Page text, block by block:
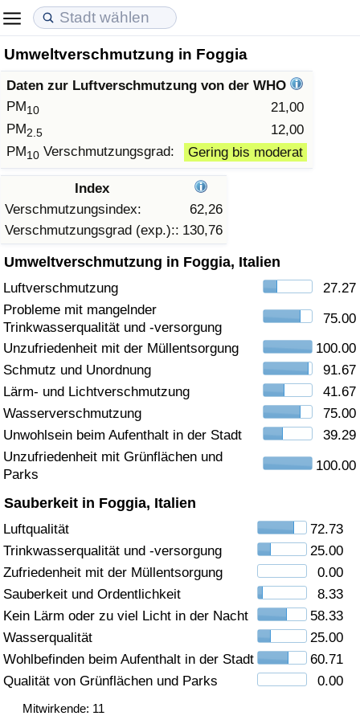
Umweltverschmutzung in Foggia
Daten zur Luftverschmutzung von der WHO
PM10
21,00
PM2.5
12,00
PM10 Verschmutzungsgrad: Gering bis moderat
Index
Verschmutzungsindex:
62,26
Verschmutzungsgrad (exp.):: 130,76
Umweltverschmutzung in Foggia, Italien
Luftverschmutzung
27.27
Probleme mit mangelnder
Trinkwasserqualität und -versorgung
75.00
Unzufriedenheit mit der Müllentsorgung
100.00
Schmutz und Unordnung
91.67
Lärm- und Lichtverschmutzung
41.67
Wasserverschmutzung
75.00
Unwohlsein beim Aufenthalt in der Stadt
39.29
Unzufriedenheit mit Grünflächen und
Parks
100.00
Sauberkeit in Foggia, Italien
Luftqualität
72.73
Trinkwasserqualität und -versorgung
25.00
Zufriedenheit mit der Müllentsorgung
0.00
Sauberkeit und Ordentlichkeit
8.33
Kein Lärm oder zu viel Licht in der Nacht
58.33
Wasserqualität
25.00
Wohlbefinden beim Aufenthalt in der Stadt
60.71
Qualität von Grünflächen und Parks
0.00
Mitwirkende: 11
Lebenshaltungskosten
Lebenshaltungskosten-Index (aktuell)
Lebenshaltungskosten-Index
Lebenshaltungskosten-Index nach Land
in Akaba
Immobilienpreise
Immobilienpreis-Index (aktuell)
Immobilienpreis-Index
Immobilienpreis-Index nach Land
Lebensqualität
Lebensqualität-Index
Lebensqualität-Index (aktuell)
Lebensqualitätsindex nach Land
Kriminalität
Kriminalitäts-Index (aktuell)
Kriminalitäts-Index
Kriminalitätsindex nach Land
Gesundheitsversorgung
Gesundheitsversorgungs-Index (aktuell)
Gesundheitsversorgungs-Index
Gesundheitsversorgungs-Index nach Land
Umweltverschmutzung
Umweltverschmutzungs-Index (aktuell)
Verschmutzungsindex
Umweltverschmutzungs-Index nach Land
Verkehr